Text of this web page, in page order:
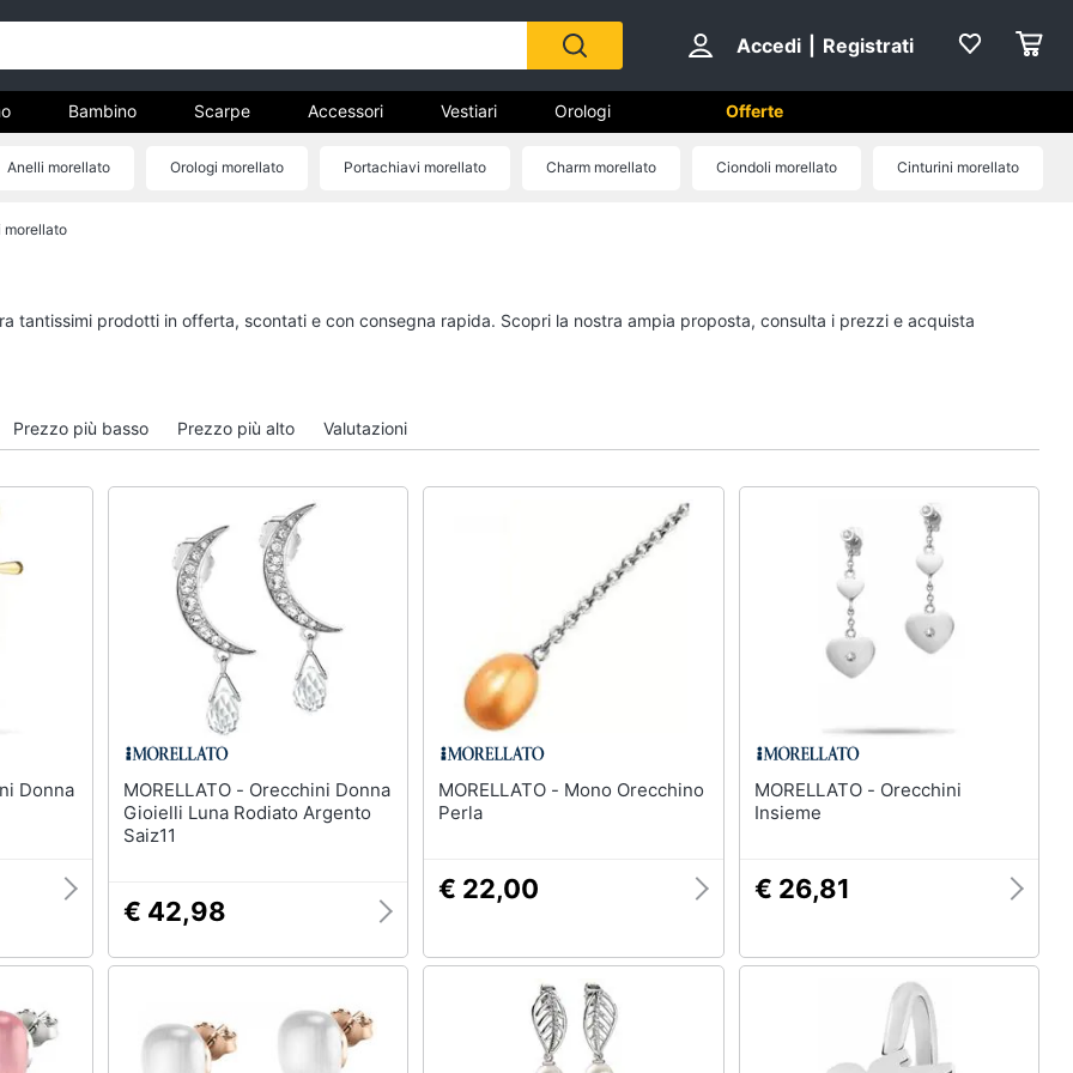
Accedi Registrati
Vedi tutti Vedi tutti
Gioielli
Anelli
Orecchini
Bambino Scarpe Accessori Vestiari Orologi Offerte
Anelli morellato Orologi morellato Portachiavi morellato Charm morellato Ciondoli morellato Cinturini morellato
morellato
tantissimi prodotti in offerta, scontati e con consegna rapida. Scopri la nostra ampia proposta, consulta i prezzi e acquista
Prezzo più basso Prezzo più alto Valutazioni
MORELLATO - Orecchini Donna
Gioielli Luna Rodiato Argento
Saiz11
€ 42,98
MORELLATO - Mono Orecchino
Perla
€ 22,00
MORELLATO - Orecchini
Insieme
€ 26,81